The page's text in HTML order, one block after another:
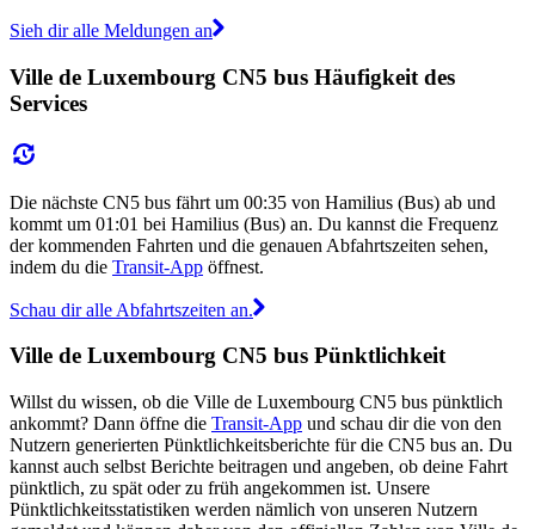
Sieh dir alle Meldungen an
Ville de Luxembourg CN5 bus Häufigkeit des
Services
Die nächste CN5 bus fährt um 00:35 von Hamilius (Bus) ab und
kommt um 01:01 bei Hamilius (Bus) an. Du kannst die Frequenz
der kommenden Fahrten und die genauen Abfahrtszeiten sehen,
indem du die Transit-App öffnest.
Schau dir alle Abfahrtszeiten an.
Ville de Luxembourg CN5 bus Pünktlichkeit
Willst du wissen, ob die Ville de Luxembourg CN5 bus pünktlich
ankommt? Dann öffne die Transit-App und schau dir die von den
Nutzern generierten Pünktlichkeitsberichte für die CN5 bus an. Du
kannst auch selbst Berichte beitragen und angeben, ob deine Fahrt
pünktlich, zu spät oder zu früh angekommen ist. Unsere
Pünktlichkeitsstatistiken werden nämlich von unseren Nutzern